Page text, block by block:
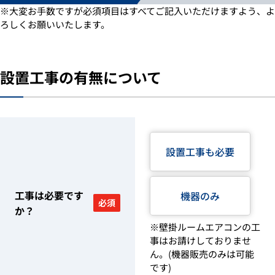
※大変お手数ですが必須項目はすべてご記入いただけますよう、よ
ろしくお願いいたします。
設置工事の有無について
工事は必要です
か？
必須
設置工事も必要
機器のみ
※壁掛ルームエアコンの工
事はお請けしておりませ
ん。(機器販売のみは可能
です)